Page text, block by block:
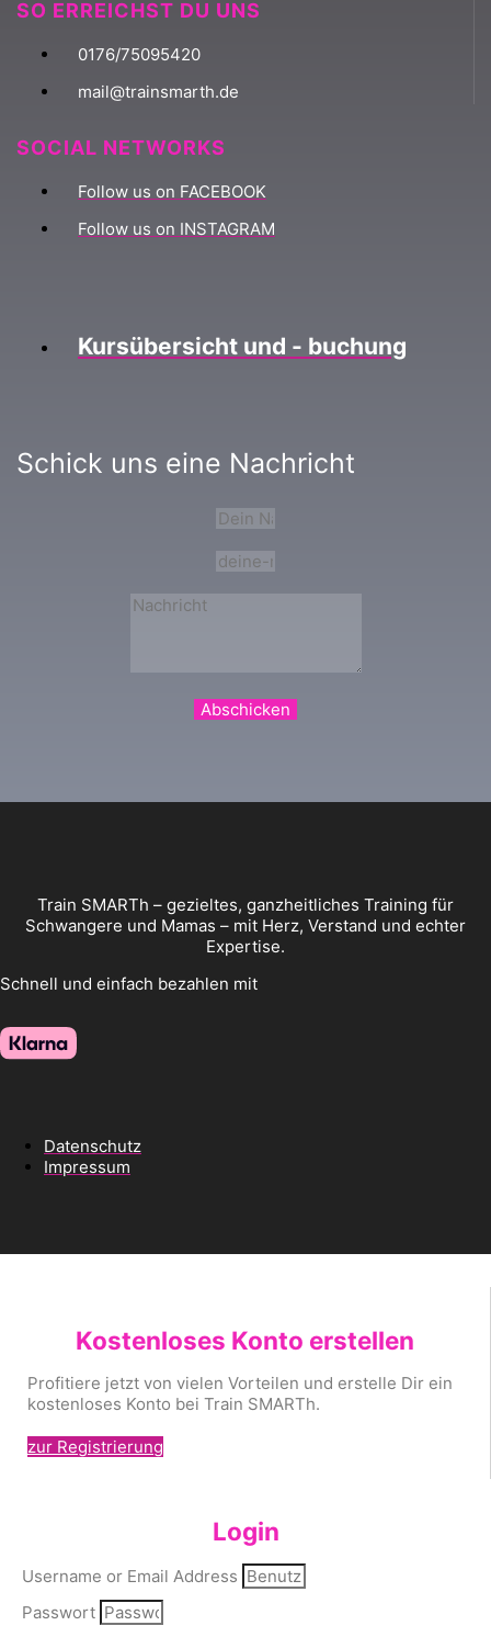
SO ERREICHST DU UNS
0176/75095420
mail@trainsmarth.de
SOCIAL NETWORKS
Follow us on FACEBOOK
Follow us on INSTAGRAM
Kursübersicht und - buchung
Schick uns eine Nachricht
Abschicken
Train SMARTh – gezieltes, ganzheitliches Training für
Schwangere und Mamas – mit Herz, Verstand und echter
Expertise.
Schnell und einfach bezahlen mit
Datenschutz
Impressum
Kostenloses Konto erstellen
Profitiere jetzt von vielen Vorteilen und erstelle Dir ein
kostenloses Konto bei Train SMARTh.
zur Registrierung
Login
Username or Email Address
Passwort